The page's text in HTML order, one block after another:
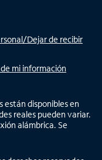
Dejar de recibir
mi información
están disponibles en
reales pueden variar.
alámbrica. Se